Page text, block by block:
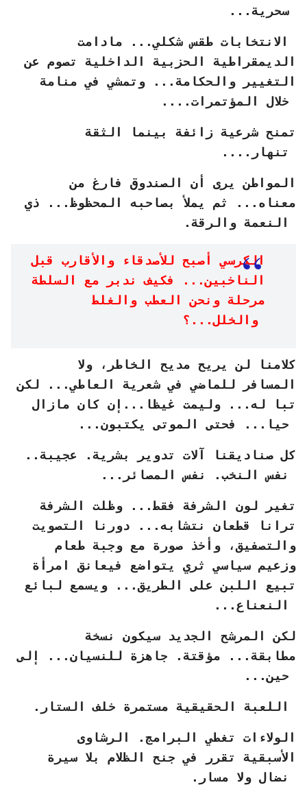
سحرية...
الانتخابات طقس شكلي... مادامت
الديمقراطية الحزبية الداخلية تصوم عن
التغيير والحكامة... وتمشي في منامة
خلال المؤتمرات....
تمنح شرعية زائفة بينما الثقة
تنهار....
المواطن يرى أن الصندوق فارغ من
معناه... ثم يملأ بصاحبه المحظوظ... ذي
النعمة والرقة.
الكرسي أصبح للأصدقاء والأقارب قبل
الناخبين... فكيف ندبر مع السلطة
مرحلة ونحن العطب والغلط
والخلل...؟
كلامنا لن يريح مديح الخاطر، ولا
المسافر للماضي في شعرية العاطي... لكن
تبا له... وليمت غيظا...إن كان مازال
حيا... فحتى الموتى يكتبون...
كل صناديقنا آلات تدوير بشرية. عجيبة..
نفس النخب. نفس المصائر...
تغير لون الشرفة فقط... وظلت الشرفة
ترانا قطعان نتشابه... دورنا التصويت
والتصفيق، وأخذ صورة مع وجبة طعام
وزعيم سياسي ثري يتواضع فيعانق امرأة
تبيع اللبن على الطريق... ويسمع لبائع
النعناع...
لكن المرشح الجديد سيكون نسخة
مطابقة... مؤقتة. جاهزة للنسيان... إلى
حين...
اللعبة الحقيقية مستمرة خلف الستار.
الولاءات تغطي البرامج. الرشاوى
الأسبقية تقرر في جنح الظلام بلا سيرة
نضال ولا مسار.